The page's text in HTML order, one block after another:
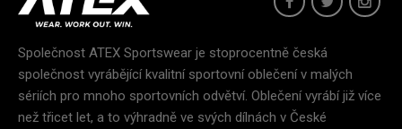
Společnost ATEX Sportswear je stoprocentně česká
společnost vyrábějící kvalitní sportovní oblečení v malých
sériích pro mnoho sportovních odvětví. Oblečení vyrábí již více
než třicet let, a to výhradně ve svých dílnách v České